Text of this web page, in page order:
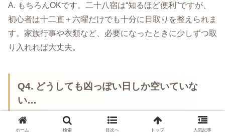
A. もちろんOKです。二十八宿は“知るほど便利”ですが、
初心者は十二直＋六曜だけでも十分に日取りを整えられま
す。家族行事や衣類など、必要になったときに少しずつ取
り入れれば大丈夫。
Q4. どうしても凶っぽい日しか空いていな
い…
A. 日程が動かせないときは、暦よりも 準備の質 で運気を
ホーム 検索 目次へ トップ 人気記事